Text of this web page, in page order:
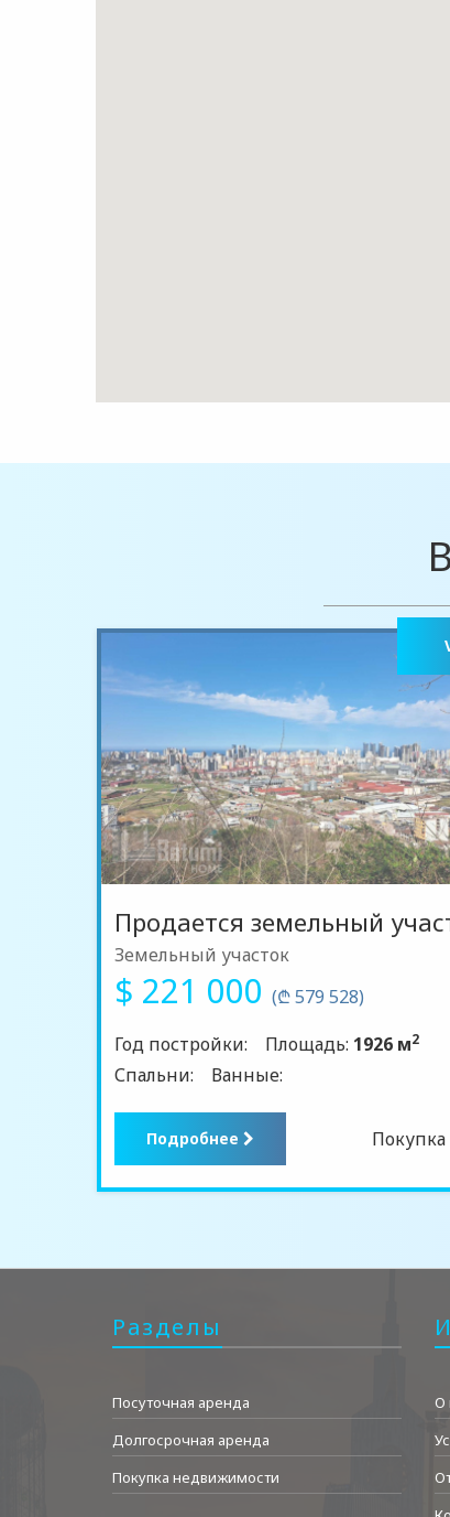
Продается земельный
Земельный участок
$ 221 000 (₾ 579 528)
Год постройки:
Площадь: 1926 м2
Спальни: Ванные:
Подробнее Покупка
Разделы
Посуточная аренда
Долгосрочная аренда
Покупка недвижимости
О